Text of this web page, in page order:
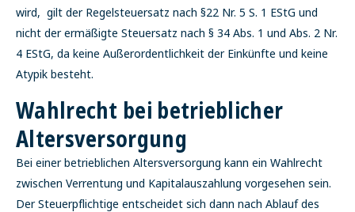
wird, gilt der Regelsteuersatz nach §22 Nr. 5 S. 1 EStG und
nicht der ermäßigte Steuersatz nach § 34 Abs. 1 und Abs. 2 Nr.
4 EStG, da keine Außerordentlichkeit der Einkünfte und keine
Atypik besteht.
Wahlrecht bei betrieblicher
Altersversorgung
Bei einer betrieblichen Altersversorgung kann ein Wahlrecht
zwischen Verrentung und Kapitalauszahlung vorgesehen sein.
Der Steuerpflichtige entscheidet sich dann nach Ablauf des